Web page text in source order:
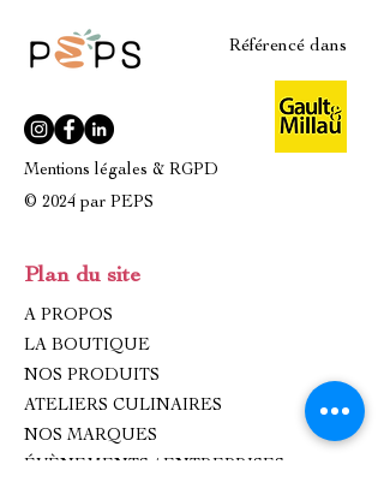
Référencé dans
Mentions légales & RGPD
© 2024 par PEPS
Plan du site
A PROPOS
LA BOUTIQUE
NOS PRODUITS
ATELIERS CULINAIRES
NOS MARQUES
ÉVÈNEMENTS / ENTREPRISES